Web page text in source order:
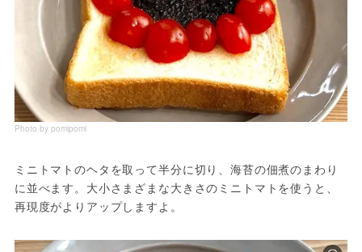
Photo by pomipomi
ミニトマトのヘタを取って半分に切り、海苔の佃煮のまわり
に並べます。大小さまざまな大きさのミニトマトを使うと、
再現度がよりアップしますよ。